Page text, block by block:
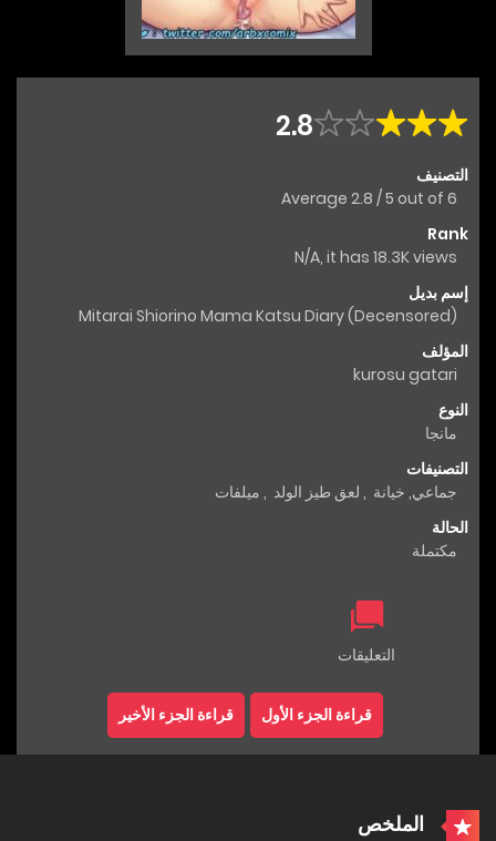
2.8
التصنيف
Average 2.8 /5 out of 6
Rank
N/A, it has 18.3K views
إسم بديل
Mitarai Shiorino Mama Katsu Diary (Decensored)
المؤلف
kurosu gatari
النوع
مانجا
التصنيفات
جماعي, خيانة , لعق طيز الولد , ميلفات
الحالة
مكتملة
التعليقات
قراءة الجزء الأول قراءة الجزء الأخير
الملخص